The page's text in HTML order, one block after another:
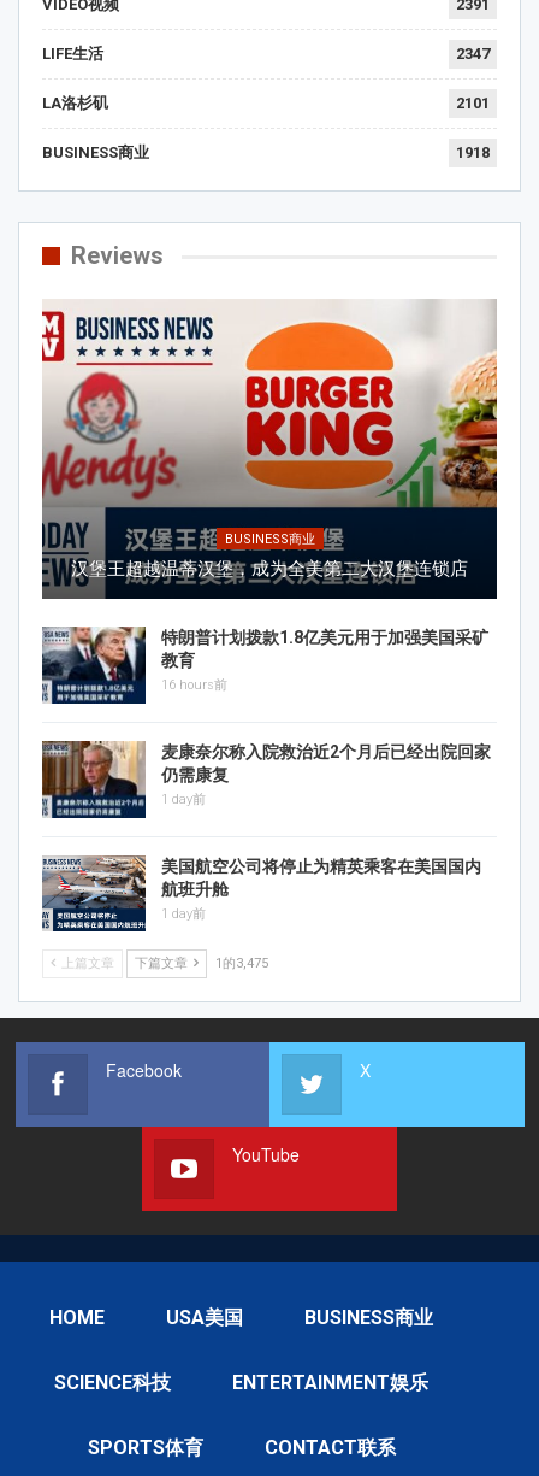
VIDEO视频 2391
LIFE生活 2347
LA洛杉矶 2101
BUSINESS商业 1918
Reviews
BUSINESS商业
汉堡王超越温蒂汉堡，成为全美第二大汉堡连锁店
特朗普计划拨款1.8亿美元用于加强美国采矿
教育
16 hours前
麦康奈尔称入院救治近2个月后已经出院回家
仍需康复
1 day前
美国航空公司将停止为精英乘客在美国国内
航班升舱
1 day前
上篇文章 下篇文章 1的3,475
Facebook X
YouTube
HOME USA美国 BUSINESS商业
SCIENCE科技 ENTERTAINMENT娱乐
SPORTS体育 CONTACT联系